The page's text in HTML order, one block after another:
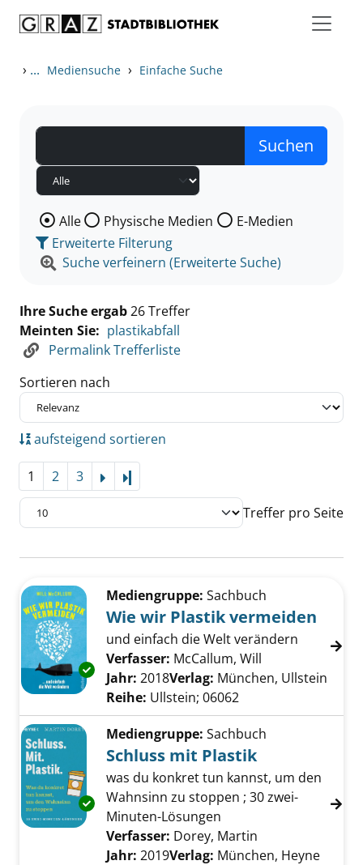
› ... Mediensuche › Einfache Suche
Wählen Sie die Medienart nach der Sie suchen wollen.
Alle Physische Medien
E-Medien
Erweiterte Filterung
Suche verfeinern (Erweiterte Suche)
Ihre Suche ergab26 Treffer
Meinten Sie: plastikabfall
Permalink Trefferliste
Sortieren nach
aufsteigend sortieren
1 2 3
Treffer pro Seite
Zu den Suchfiltern springen
Exemplar-Details von Wie wir Plastik
Mediengruppe: Sachbuch
Wie wir Plastik vermeiden
und einfach die Welt verändern
Verfasser: McCallum, Will
Jahr: 2018Verlag: München, Ullstein
Reihe: Ullstein; 06062
Exemplar-Details von Schluss mit Plastik
Mediengruppe: Sachbuch
Schluss mit Plastik
was du konkret tun kannst, um den
Wahnsinn zu stoppen ; 30 zwei-
Minuten-Lösungen
Verfasser: Dorey, Martin
Jahr: 2019Verlag: München, Heyne